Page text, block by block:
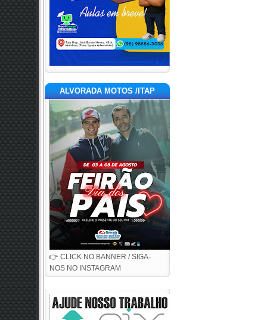
ALVORADA MOTOS /ITAP
👉 CLICK NO BANNER / SIGA-
NOS NO INSTAGRAM